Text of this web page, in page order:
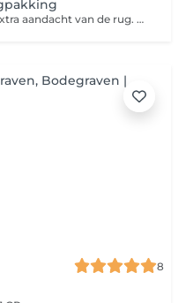
Een heerlijke behandeling voor extra aandacht van de rug. De rug wordt eerste gereinigd met een schuimende emulsie van een scrub. De pakking wordt opgebracht en afgedekt met een folie en daarna beschermd in een oase van warmte. Tijdens de inwerktijd van de pakking worden uw benen en voeten gemasseerd. Na de inwerktijd wordt de pakking verwijderd en wordt de behandeling afgesloten met een heerlijke rug & nek massage. Er zijn verschillende pakkingen waar je uit kunt kiezen: - Groene klei pakking voor extra energie. Helpt tevens bij klachten aan de spieren & huid. - Zuiverende Algen pakking
8